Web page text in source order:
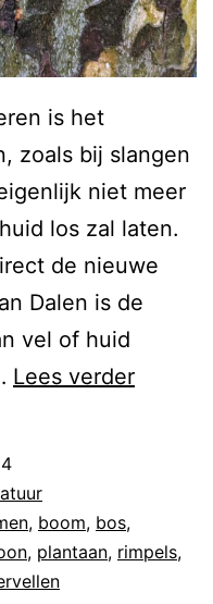
is het
zoals bij slangen
niet meer
los zal laten.
de nieuwe
Dalen is de
vel of huid
Lees verder
, boom, bos,
, plantaan, rimpels,